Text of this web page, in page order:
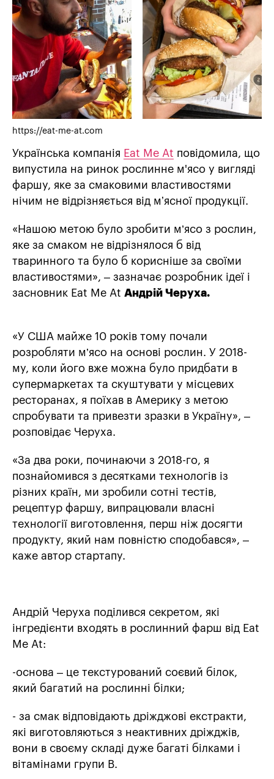
https://eat-me-at.com
Українська компанія Eat Me At повідомила, що
випустила на ринок рослинне м'ясо у вигляді
фаршу, яке за смаковими властивостями
нічим не відрізняється від мʼясної продукції.
«Нашою метою було зробити м’ясо з рослин,
яке за смаком не відрізнялося б від
тваринного та було б корисніше за своїми
властивостями», – зазначає розробник ідеї і
засновник Eat Me At Андрій Черуха.
«У США майже 10 років тому почали
розробляти м’ясо на основі рослин. У 2018-
му, коли його вже можна було придбати в
супермаркетах та скуштувати у місцевих
ресторанах, я поїхав в Америку з метою
спробувати та привезти зразки в Україну», –
розповідає Черуха.
«За два роки, починаючи з 2018-го, я
познайомився з десятками технологів із
різних країн, ми зробили сотні тестів,
рецептур фаршу, випрацювали власні
технології виготовлення, перш ніж досягти
продукту, який нам повністю сподобався», –
каже автор стартапу.
Андрій Черуха поділився секретом, які
інгредієнти входять в рослинний фарш від Eat
Me At:
-основа – це текстурований соєвий білок,
який багатий на рослинні білки;
- за смак відповідають дріжджові екстракти,
які виготовляються з неактивних дріжджів,
вони в своєму складі дуже багаті білками і
вітамінами групи В.